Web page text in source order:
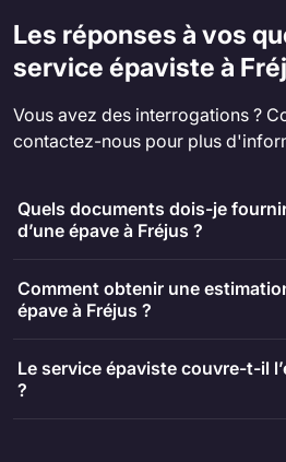
Les réponses à vos
service épaviste à
Vous avez des interrogations ?
contactez-nous pour plus
Quels documents dois-je
d’une épave à Fréjus ?
Comment obtenir une
épave à Fréjus ?
Le service épaviste couvre-t-il
?